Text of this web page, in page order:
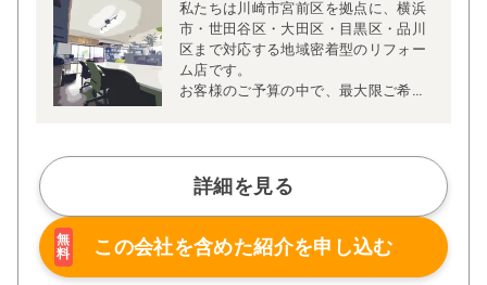
私たちは川崎市宮前区を拠点に、横浜
市・世田谷区・大田区・目黒区・品川
区まで対応する地域密着型のリフォー
ム店です。
お客様のご予算の中で、最大限ご希望
加費用がかさんだ」「思っていた仕上
がりと違った」といったトラブルを防
ぎ、安心してリフォームをお任せいた
だいております。
インテリアコーディネーターや相続診
断士と連携しながら、将来を見据えた
詳細を見る
無
料
この会社を含めた紹介を申し込む